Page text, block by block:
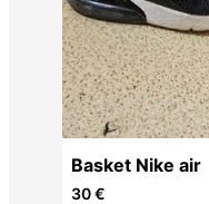
Basket Nike air
30 €